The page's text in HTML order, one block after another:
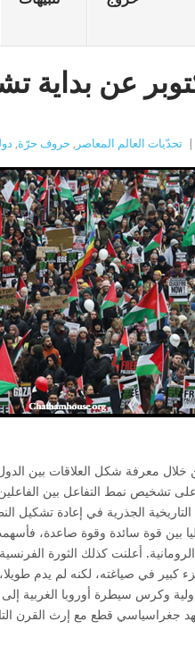
أعلن 7 أكتوبر عن
تحدّيات العالم المعاصر حروف حرّة
خلال معرفة شكل العلاقات بين الدول
على تشخيص نمط التفاعل بين
التاريخية الجذرية في إعادة
بين قوة سائدة وقوة صاعدة،
وكرس سيطرة أوروبا الغربية
جغراسياسي قطع مع إرث القرن